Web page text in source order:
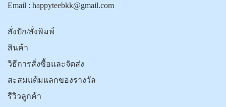
Email : happyteebkk@gmail.com
สั่งปัก/สั่งพิมพ์
สินค้า
วิธีการสั่งซื้อและจัดส่ง
สะสมแต้มแลกของรางวัล
รีวิวลูกค้า